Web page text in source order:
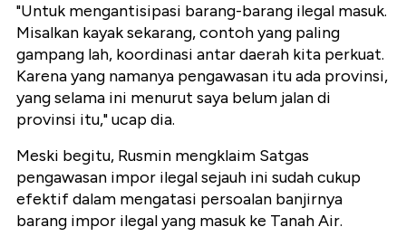
"Untuk mengantisipasi barang-barang ilegal masuk.
Misalkan kayak sekarang, contoh yang paling
gampang lah, koordinasi antar daerah kita perkuat.
Karena yang namanya pengawasan itu ada provinsi,
yang selama ini menurut saya belum jalan di
provinsi itu," ucap dia.
Meski begitu, Rusmin mengklaim Satgas
pengawasan impor ilegal sejauh ini sudah cukup
efektif dalam mengatasi persoalan banjirnya
barang impor ilegal yang masuk ke Tanah Air.